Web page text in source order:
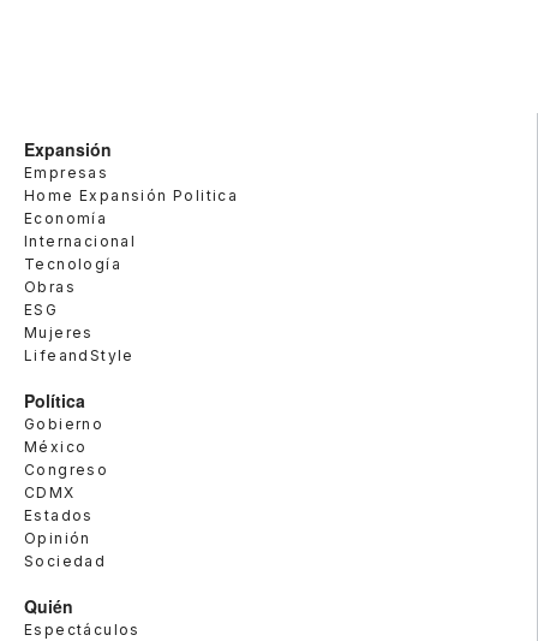
Expansión
Empresas
Home Expansión Politica
Economía
Internacional
Tecnología
Obras
ESG
Mujeres
LifeandStyle
Política
Gobierno
México
Congreso
CDMX
Estados
Opinión
Sociedad
Quién
Espectáculos